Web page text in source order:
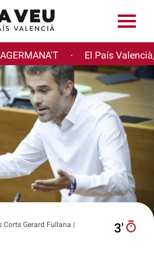
· El País
Corts Gerard Fullana |
3′